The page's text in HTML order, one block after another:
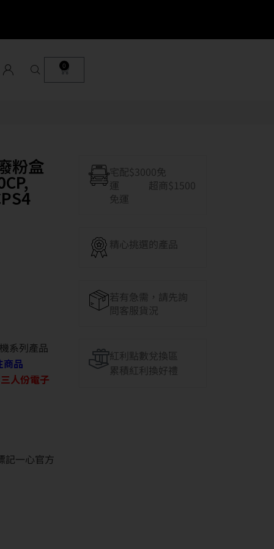
0
粉盒
系列產品
商品
人份電子
記一心官方
宅配$3000免
運 超商$1500
免運
精心挑選的產品
若有急需，請先詢
問客服貨況
紅利點數兌換區
累積紅利換好禮